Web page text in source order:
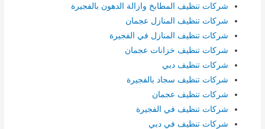
شركات تنظيف المطابخ وازالة الدهون بالفجيرة
شركات تنظيف المنازل عجمان
شركات تنظيف المنازل في الفجيرة
شركات تنظيف خزانات عجمان
شركات تنظيف دبي
شركات تنظيف سجاد بالفجيرة
شركات تنظيف عجمان
شركات تنظيف في الفجيرة
شركات تنظيف في دبي